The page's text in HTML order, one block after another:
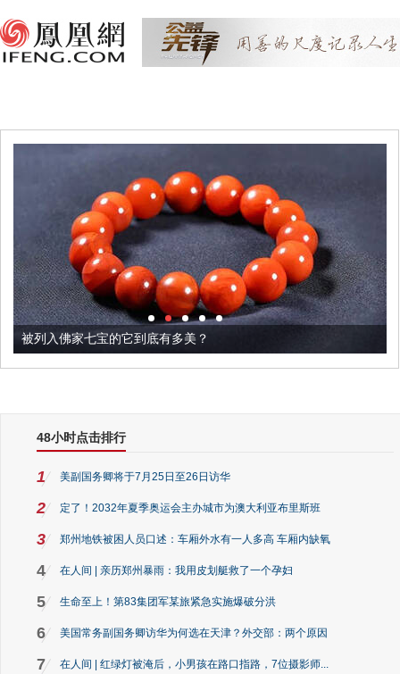
被列入佛家七宝的它到底有多美？
48小时点击排行
1 美副国务卿将于7月25日至26日访华
2 定了！2032年夏季奥运会主办城市为澳大利亚布里斯班
3 郑州地铁被困人员口述：车厢外水有一人多高 车厢内缺氧
4 在人间 | 亲历郑州暴雨：我用皮划艇救了一个孕妇
5 生命至上！第83集团军某旅紧急实施爆破分洪
6 美国常务副国务卿访华为何选在天津？外交部：两个原因
7 在人间 | 红绿灯被淹后，小男孩在路口指路，7位摄影师...